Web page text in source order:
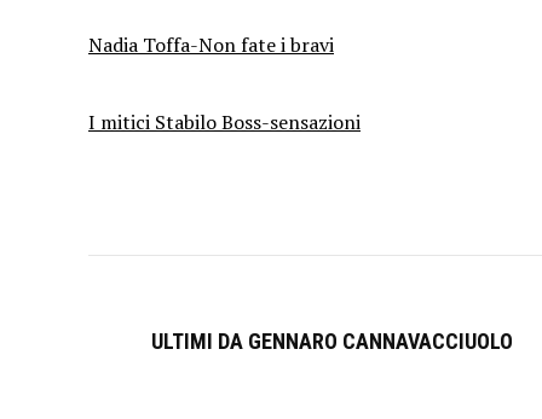
Nadia Toffa-Non fate i bravi
I mitici Stabilo Boss-sensazioni
ULTIMI DA GENNARO CANNAVACCIUOLO